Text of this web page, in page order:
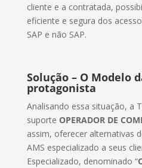
cliente e a contratada,
eficiente e segura dos
SAP e não SAP.
Solução – O Modelo
protagonista
Analisando essa situação, a
suporte OPERADOR DE
assim, oferecer alternativas
AMS especializado a seus
Especializado, denominado “